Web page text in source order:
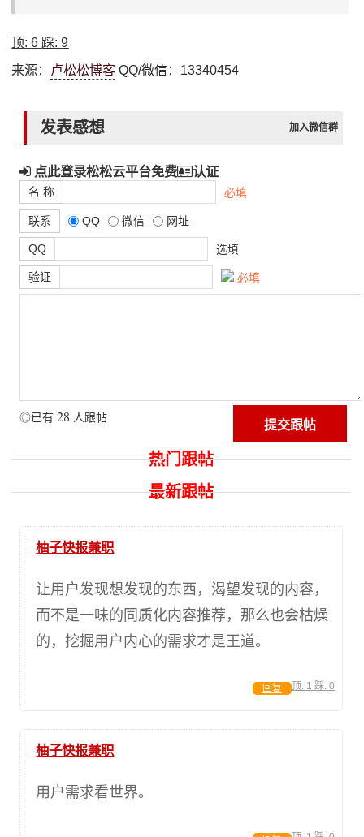
顶:6 踩:9
来源： 卢松松博客 QQ/微信：13340454
发表感想 加入微信群
点此登录松松云平台免费 认证
名 称 必填
联系 QQ 微信 网址
QQ 选填
验证 必填
◎已有 28 人跟帖
热门跟帖
最新跟帖
柚子快报兼职
让用户发现想发现的东西，渴望发现的内容，
而不是一味的同质化内容推荐，那么也会枯燥
的，挖掘用户内心的需求才是王道。
顶: 1 踩: 0
回复
柚子快报兼职
用户需求看世界。